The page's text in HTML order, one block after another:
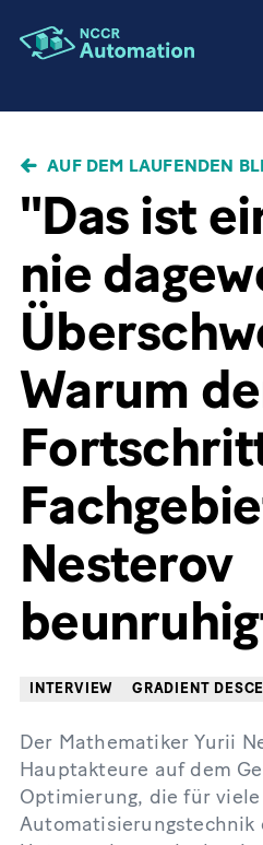
PFADNAVIGATION
AUF DEM LAUFENDEN
"Das ist
nie
Warum
Nesterov
INTERVIEW GRADIENT
Der Mathematiker Yurii
Hauptakteure auf dem
Optimierung, die für
Automatisierungstechnik